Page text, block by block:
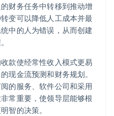
财务任务中转移到推动增
变可以降低人工成本并最
中的人为错误，从而创建
款使经常性收入模式更易
现金流预测和财务规划。
的服务、软件公司和采用
常重要，使领导层能够根
智的决策。